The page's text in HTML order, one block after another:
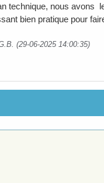
technique, nous avons
bien pratique pour
(29-06-2025 14:00:35)